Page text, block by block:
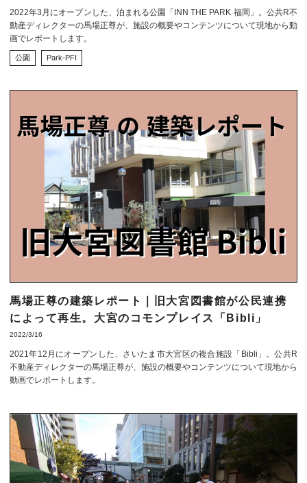
2022年3月にオープンした、泊まれる公園「INN THE PARK 福岡」。公共R不
動産ディレクターの馬場正尊が、施設の概要やコンテンツについて現地から動
画でレポートします。
公園 Park-PFI
馬場正尊の建築レポート｜旧大宮図書館が公民連携
によって再生。大宮のコモンプレイス「Bibli」
2022/3/16
2021年12月にオープンした、さいたま市大宮区の複合施設「Bibli」。公共R
不動産ディレクターの馬場正尊が、施設の概要やコンテンツについて現地から
動画でレポートします。